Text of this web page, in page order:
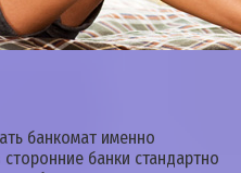
банкомат именно
банки стандартно